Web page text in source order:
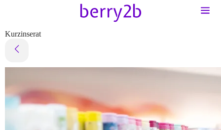
Kurzinserat